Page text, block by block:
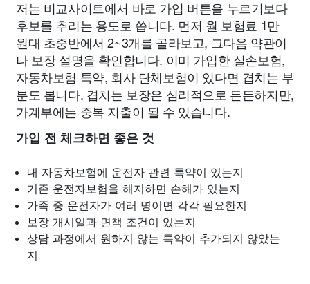
저는 비교사이트에서 바로 가입 버튼을 누르기보다
후보를 추리는 용도로 씁니다. 먼저 월 보험료 1만
원대 초중반에서 2~3개를 골라보고, 그다음 약관이
나 보장 설명을 확인합니다. 이미 가입한 실손보험,
자동차보험 특약, 회사 단체보험이 있다면 겹치는 부
분도 봅니다. 겹치는 보장은 심리적으로 든든하지만,
가계부에는 중복 지출이 될 수 있습니다.
가입 전 체크하면 좋은 것
내 자동차보험에 운전자 관련 특약이 있는지
기존 운전자보험을 해지하면 손해가 있는지
가족 중 운전자가 여러 명이면 각각 필요한지
보장 개시일과 면책 조건이 있는지
상담 과정에서 원하지 않는 특약이 추가되지 않았는
지